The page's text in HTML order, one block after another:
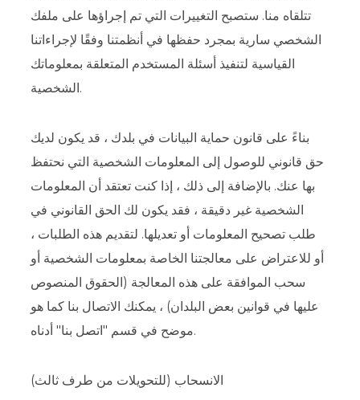
تتلقاه منا. ستصبح التغييرات التي تم إجراؤها على ملفك
الشخصي سارية بمجرد حفظها في أنظمتنا وفقًا لإجراءاتنا
القياسية لتنفيذ أسئلة المستخدم المتعلقة بمعلوماتك
الشخصية.
بناءً على قانون حماية البيانات في بلدك ، قد يكون لديك
حق قانوني للوصول إلى المعلومات الشخصية التي نحتفظ
بها عنك. بالإضافة إلى ذلك ، إذا كنت تعتقد أن المعلومات
الشخصية غير دقيقة ، فقد يكون لك الحق القانوني في
طلب تصحيح المعلومات أو تعديلها. لتقديم هذه الطلبات ،
أو للاعتراض على معالجتنا الخاصة بمعلومات الشخصية أو
سحب الموافقة على هذه المعالجة (الحقوق المنصوص
عليها في قوانين بعض البلدان) ، يمكنك الاتصال بنا كما هو
موضح في قسم "اتصل بنا" أدناه.
الانسحاب (للتحويلات من طرف ثالث)